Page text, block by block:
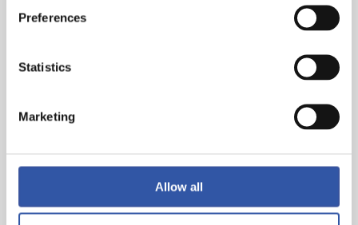
Preferences
Statistics
Marketing
Allow all
: Eneko Larrea y Gonzalo Montaña